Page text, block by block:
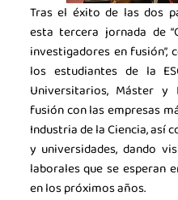
Tras el éxito de las dos
esta tercera jornada de
investigadores en
los estudiantes de la
Universitarios, Máster y
fusión con las empresas
Industria de la Ciencia, así
y universidades, dando
laborales que se esperan
en los próximos años.